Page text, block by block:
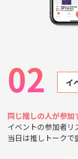
02 イ
同じ推しの人が参加
イベントの参加者リ
当日は推しトーク